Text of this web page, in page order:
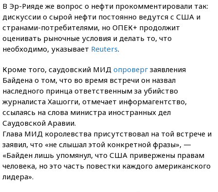
В Эр-Рияде же вопрос о нефти прокомментировали так:
дискуссии о сырой нефти постоянно ведутся с США и
странами-потребителями, но ОПЕК+ продолжит
оценивать рыночные условия и делать то, что
необходимо, указывает Reuters.
Кроме того, саудовский МИД опроверг заявления
Байдена о том, что во время встречи он назвал
наследного принца ответственным за убийство
журналиста Хашогги, отмечает информагентство,
ссылаясь на слова министра иностранных дел
Саудовской Аравии.
Глава МИД королевства присутствовал на той встрече и
заявил, что «не слышал этой конкретной фразы», —
«Байден лишь упомянул, что США привержены правам
человека, но это часть повестки каждого американского
лидера».